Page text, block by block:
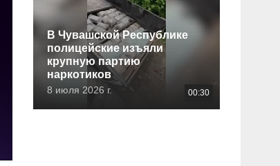
В Чувашской Республике
полицейские изъяли
крупную партию
наркотиков
8 июля 2026 г. 00:30